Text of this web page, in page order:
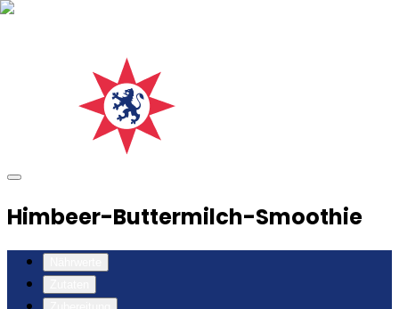
Himbeer-Buttermilch-Smoothie